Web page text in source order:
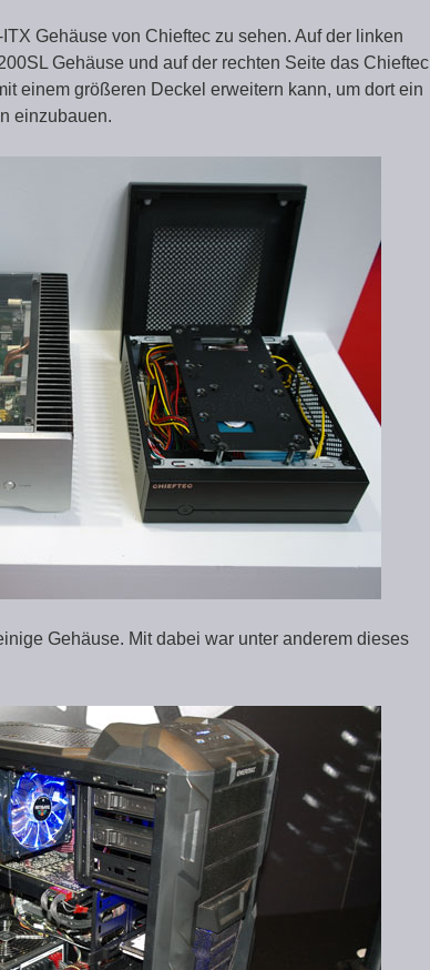
Gehäuse von Chieftec zu sehen. Auf der linken
Gehäuse und auf der rechten Seite das Chieftec
einem größeren Deckel erweitern kann, um dort ein
einzubauen.
Gehäuse. Mit dabei war unter anderem dieses